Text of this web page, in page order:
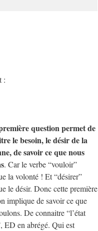
:
question permet de
le besoin, le désir de la
de savoir ce que nous
. Car le verbe “vouloir”
la volonté ! Et “désirer”
le désir. Donc cette première
implique de savoir ce que
De connaitre “l’état
ED en abrégé. Qui est